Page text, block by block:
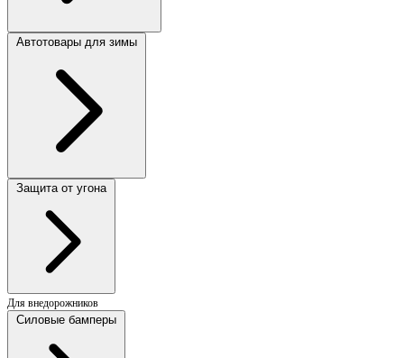
Автотовары для зимы
Защита от угона
Для внедорожников
Силовые бамперы